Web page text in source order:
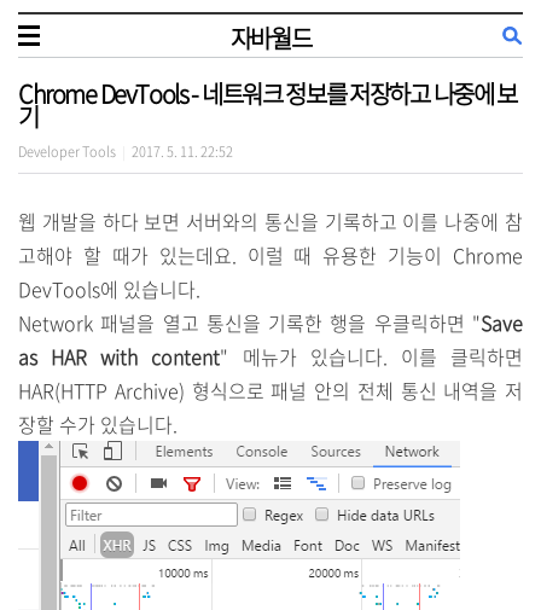
자바월드
Chrome DevTools - 네트워크 정보를 저장하고 나중에 보
기
Developer Tools 2017. 5. 11. 22:52
웹 개발을 하다 보면 서버와의 통신을 기록하고 이를 나중에 참
고해야 할 때가 있는데요. 이럴 때 유용한 기능이 Chrome
DevTools에 있습니다.
Network 패널을 열고 통신을 기록한 행을 우클릭하면 "Save
as HAR with content" 메뉴가 있습니다. 이를 클릭하면
HAR(HTTP Archive) 형식으로 패널 안의 전체 통신 내역을 저
장할 수가 있습니다.